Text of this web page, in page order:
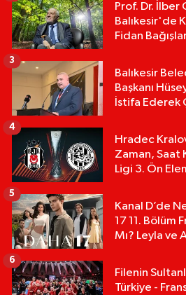
Prof. Dr. İlber
Balıkesir'de
Fidan
Balıkesir
Başkanı Hüseyin
İstifa Ederek
3
Hradec
Zaman, Saat
Ligi 3. Ön
4
Kanal D’de
17 11. Bölüm
Mı? Leyla ve
5
Filenin
Türkiye -
6